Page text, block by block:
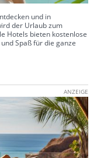
und in
der Urlaub zum
Hotels bieten kostenlose
Spaß für die ganze
ANZEIGE